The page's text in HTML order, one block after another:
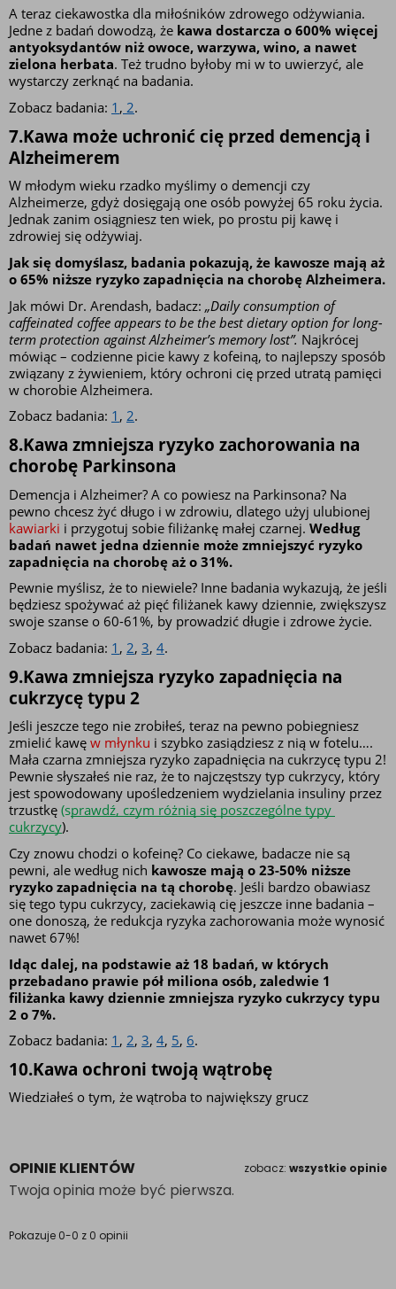
A teraz ciekawostka dla miłośników zdrowego odżywiania.
Jedne z badań dowodzą, że kawa dostarcza o 600% więcej
antyoksydantów niż owoce, warzywa, wino, a nawet
zielona herbata. Też trudno byłoby mi w to uwierzyć, ale
wystarczy zerknąć na badania.
Zobacz badania: 1 , 2.
7.Kawa może uchronić cię przed demencją i
Alzheimerem
W młodym wieku rzadko myślimy o demencji czy
Alzheimerze, gdyż dosięgają one osób powyżej 65 roku życia.
Jednak zanim osiągniesz ten wiek, po prostu pij kawę i
zdrowiej się odżywiaj.
Jak się domyślasz, badania pokazują, że kawosze mają aż
o 65% niższe ryzyko zapadnięcia na chorobę Alzheimera.
Jak mówi Dr. Arendash, badacz: „Daily consumption of
caffeinated coffee appears to be the best dietary option for long-
term protection against Alzheimer’s memory lost”. Najkrócej
mówiąc – codzienne picie kawy z kofeiną, to najlepszy sposób
związany z żywieniem, który ochroni cię przed utratą pamięci
w chorobie Alzheimera.
Zobacz badania: 1 , 2.
8.Kawa zmniejsza ryzyko zachorowania na
chorobę Parkinsona
Demencja i Alzheimer? A co powiesz na Parkinsona? Na
kawiarki i przygotuj sobie filiżankę małej czarnej. Według
badań nawet jedna dziennie może zmniejszyć ryzyko
zapadnięcia na chorobę aż o 31%.
Pewnie myślisz, że to niewiele? Inne badania wykazują, że jeśli
będziesz spożywać aż pięć filiżanek kawy dziennie, zwiększysz
swoje szanse o 60-61%, by prowadzić długie i zdrowe życie.
Zobacz badania: 1 , 2, 3, 4.
9.Kawa zmniejsza ryzyko zapadnięcia na
cukrzycę typu 2
Jeśli jeszcze tego nie zrobiłeś, teraz na pewno pobiegniesz
zmielić kawę w młynku i szybko zasiądziesz z nią w fotelu….
Mała czarna zmniejsza ryzyko zapadnięcia na cukrzycę typu 2!
Pewnie słyszałeś nie raz, że to najczęstszy typ cukrzycy, który
jest spowodowany upośledzeniem wydzielania insuliny przez
trzustkę (sprawdź, czym różnią się poszczególne typy
cukrzycy).
Czy znowu chodzi o kofeinę? Co ciekawe, badacze nie są
pewni, ale według nich kawosze mają o 23-50% niższe
ryzyko zapadnięcia na tą chorobę. Jeśli bardzo obawiasz
się tego typu cukrzycy, zaciekawią cię jeszcze inne badania –
one donoszą, że redukcja ryzyka zachorowania może wynosić
nawet 67%!
Idąc dalej, na podstawie aż 18 badań, w których
przebadano prawie pół miliona osób, zaledwie 1
filiżanka kawy dziennie zmniejsza ryzyko cukrzycy typu
2 o 7%.
Zobacz badania: 1 , 2, 3, 4, 5, 6.
10.Kawa ochroni twoją wątrobę
Wiedziałeś o tym, że wątroba to największy grucz
OPINIE KLIENTÓW zobacz: wszystkie opinie
Twoja opinia może być pierwsza.
Pokazuje 0-0 z 0 opinii